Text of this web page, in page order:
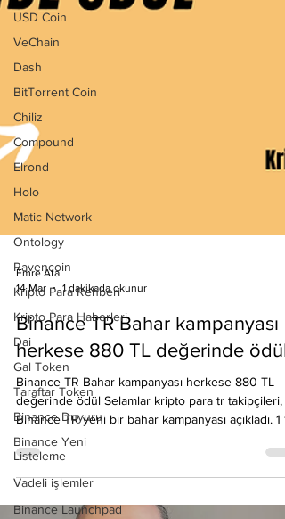
USD Coin
VeChain
Dash
BitTorrent Coin
Chiliz
Compound
Elrond
Holo
Matic Network
Ontology
Ravencoin
Kripto Para Rehberi
Kripto Para Haberleri
Dai
Gal Token
Taraftar Token
Binance Duyuru
Binance Yeni
Listeleme
Vadeli işlemler
Binance Launchpad
Emre Ata
14 Mar
Binance TR Bahar kampanyası
herkese 880 TL değerinde ödül
Binance TR Bahar kampanyası herkese 880 TL
değerinde ödül Selamlar kripto para tr takipçileri,
Mart 2026 - 9 Nisan 2026 arası Binance TR'de
hesap açıp, KYC ( Kimlik doğrulama yapıp)